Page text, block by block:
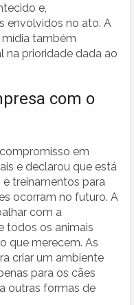
e,
envolvidos no ato. A
também
na prioridade dada ao
com o
em
e declarou que está
treinamentos para
ocorram no futuro. A
com a
todos os animais
que merecem. As
criar um ambiente
para os cães
outras formas de